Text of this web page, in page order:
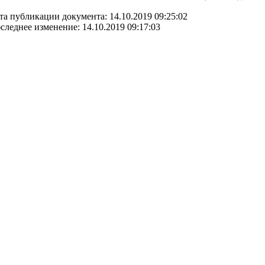
публикации документа: 14.10.2019 09:25:02
изменение: 14.10.2019 09:17:03